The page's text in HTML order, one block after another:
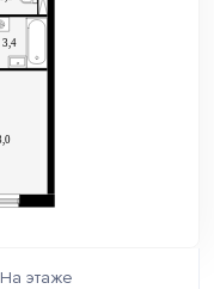
На этаже